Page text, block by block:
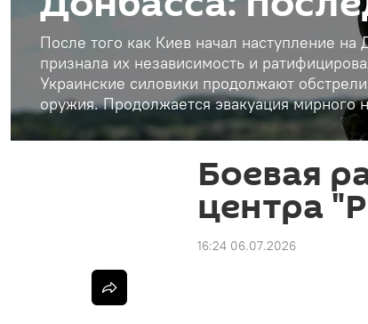
После того как Киев начал наступление
признала их независимость и
Украинские силовики продолжают
оружия. Продолжается эвакуация мирного
Боевая
центра
16:24 06.07.2026